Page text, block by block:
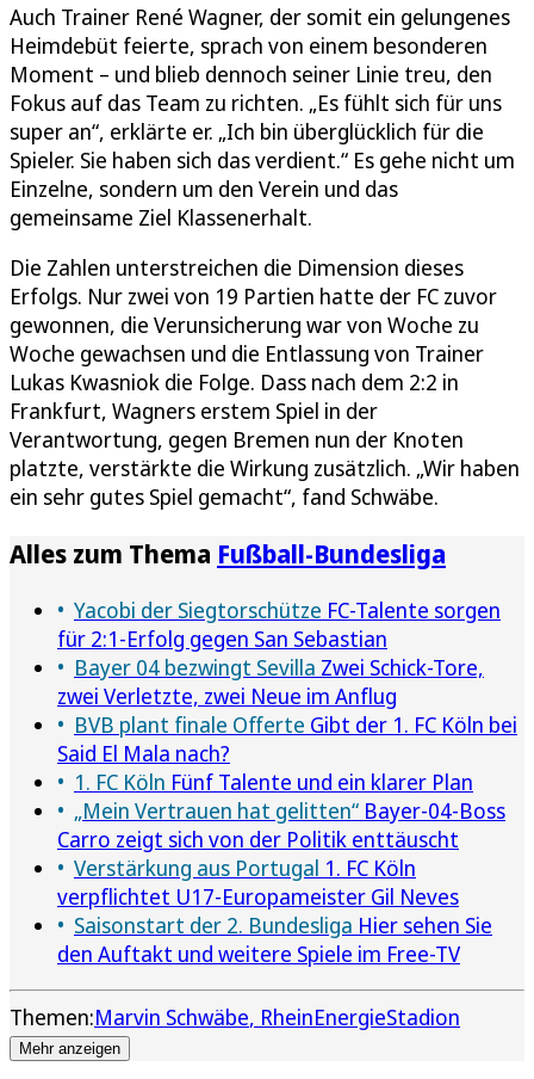
Auch Trainer René Wagner, der somit ein gelungenes
Heimdebüt feierte, sprach von einem besonderen
Moment – und blieb dennoch seiner Linie treu, den
Fokus auf das Team zu richten. „Es fühlt sich für uns
super an“, erklärte er. „Ich bin überglücklich für die
Spieler. Sie haben sich das verdient.“ Es gehe nicht um
Einzelne, sondern um den Verein und das
gemeinsame Ziel Klassenerhalt.
Die Zahlen unterstreichen die Dimension dieses
Erfolgs. Nur zwei von 19 Partien hatte der FC zuvor
gewonnen, die Verunsicherung war von Woche zu
Woche gewachsen und die Entlassung von Trainer
Lukas Kwasniok die Folge. Dass nach dem 2:2 in
Frankfurt, Wagners erstem Spiel in der
Verantwortung, gegen Bremen nun der Knoten
platzte, verstärkte die Wirkung zusätzlich. „Wir haben
ein sehr gutes Spiel gemacht“, fand Schwäbe.
Alles zum Thema Fußball-Bundesliga
Yacobi der Siegtorschütze FC-Talente sorgen
für 2:1-Erfolg gegen San Sebastian
Bayer 04 bezwingt Sevilla Zwei Schick-Tore,
zwei Verletzte, zwei Neue im Anflug
BVB plant finale Offerte Gibt der 1. FC Köln bei
Said El Mala nach?
1. FC Köln Fünf Talente und ein klarer Plan
„Mein Vertrauen hat gelitten“ Bayer-04-Boss
Carro zeigt sich von der Politik enttäuscht
Verstärkung aus Portugal 1. FC Köln
verpflichtet U17-Europameister Gil Neves
Saisonstart der 2. Bundesliga Hier sehen Sie
den Auftakt und weitere Spiele im Free-TV
Themen:Marvin Schwäbe RheinEnergieStadion
Mehr anzeigen